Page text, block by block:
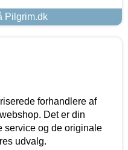
Pilgrim.dk
forhandlere af
Det er din
service og de originale
udvalg.